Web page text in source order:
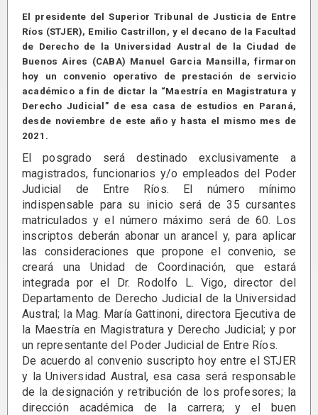
El presidente del Superior Tribunal de Justicia de Entre
Ríos (STJER), Emilio Castrillon, y el decano de la Facultad
de Derecho de la Universidad Austral de la Ciudad de
Buenos Aires (CABA) Manuel Garcia Mansilla, firmaron
hoy un convenio operativo de prestación de servicio
académico a fin de dictar la “Maestría en Magistratura y
Derecho Judicial” de esa casa de estudios en Paraná,
desde noviembre de este año y hasta el mismo mes de
2021.
El posgrado será destinado exclusivamente a
magistrados, funcionarios y/o empleados del Poder
Judicial de Entre Ríos. El número mínimo
indispensable para su inicio será de 35 cursantes
matriculados y el número máximo será de 60. Los
inscriptos deberán abonar un arancel y, para aplicar
las consideraciones que propone el convenio, se
creará una Unidad de Coordinación, que estará
integrada por el Dr. Rodolfo L. Vigo, director del
Departamento de Derecho Judicial de la Universidad
Austral; la Mag. María Gattinoni, directora Ejecutiva de
la Maestría en Magistratura y Derecho Judicial; y por
un representante del Poder Judicial de Entre Ríos.
De acuerdo al convenio suscripto hoy entre el STJER
y la Universidad Austral, esa casa será responsable
de la designación y retribución de los profesores; la
dirección académica de la carrera; y el buen